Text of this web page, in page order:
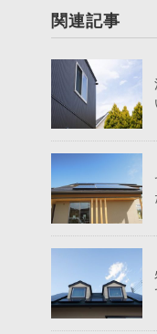
関連記事